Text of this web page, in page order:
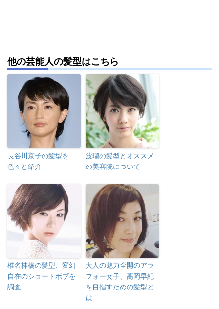
他の芸能人の髪型はこちら
長谷川京子の髪型を
色々と紹介
波瑠の髪型とオススメ
の美容院について
椎名林檎の髪型、変幻
自在のショートボブを
調査
大人の魅力全開のアラ
フォー女子、高岡早紀
を目指すための髪型と
は